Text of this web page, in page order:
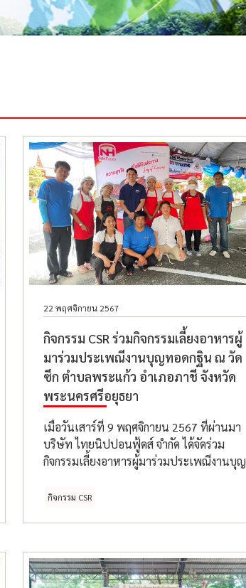
22 พฤศจิกายน 2567
กิจกรรม CSR ร่วมกิจกรรมเลี้ยงอาหารผู้
มาร่วมประเพณีงานบุญทอดกฐิน ณ วัด
ซึก ตําบลพระแก้ว อําเภอภาชี จังหวัด
พระนครศรีอยุธยา
เมื่อวันเสาร์ที่ 9 พฤศจิกายน 2567 ที่ผ่านมา
บริษัท ไทยนิปปอนฟู้ดส์ จำกัด ได้จัดร่วม
กิจกรรมเลี้ยงอาหารผู้มาร่วมประเพณีงานบุญ
จังหวัดพระนครศรีอยุธยา
กิจกรรม CSR